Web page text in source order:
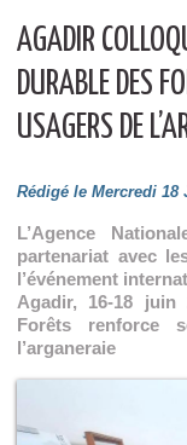
AGADIR
DURABLE DES
USAGERS DE
Rédigé le Mercredi 18
L’Agence
partenariat avec
l’événement
Agadir, 16-18 juin
Forêts renforce
l’arganeraie